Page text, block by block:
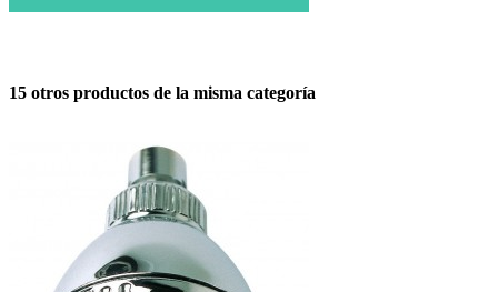
15 otros productos de la misma categoría